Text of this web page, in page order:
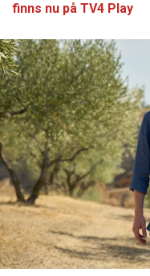
finns nu på TV4 Play